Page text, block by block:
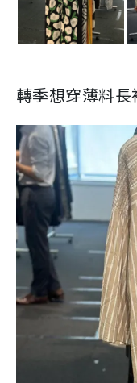
轉季想穿薄料長